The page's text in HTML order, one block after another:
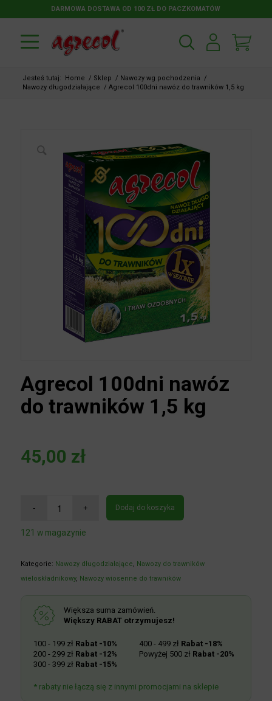
DARMOWA DOSTAWA OD 100 ZŁ DO PACZKOMATÓW
Jesteś tutaj: Home / Sklep / Nawozy wg pochodzenia /
Nawozy długodziałające /
Agrecol 100dni nawóz
do trawników 1,5 kg
45,00 zł
Dodaj do koszyka
121 w magazynie
Kategorie: Nawozy długodziałające, Nawozy do trawników
wieloskładnikowy, Nawozy wiosenne do trawników
Większa suma zamówień.
Większy RABAT otrzymujesz!
100 - 199 zł Rabat -10%
200 - 299 zł Rabat -12%
300 - 399 zł Rabat -15%
400 - 499 złRabat -18%
Powyżej 500 złRabat -20%
* rabaty nie łączą się z innymi promocjami na sklepie